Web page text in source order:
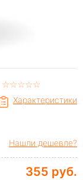
☆☆☆☆☆
★★★★★
Характеристики
Нашли дешевле?
355 руб.